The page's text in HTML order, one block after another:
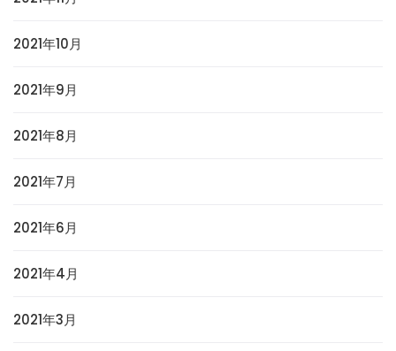
2021年10月
2021年9月
2021年8月
2021年7月
2021年6月
2021年4月
2021年3月